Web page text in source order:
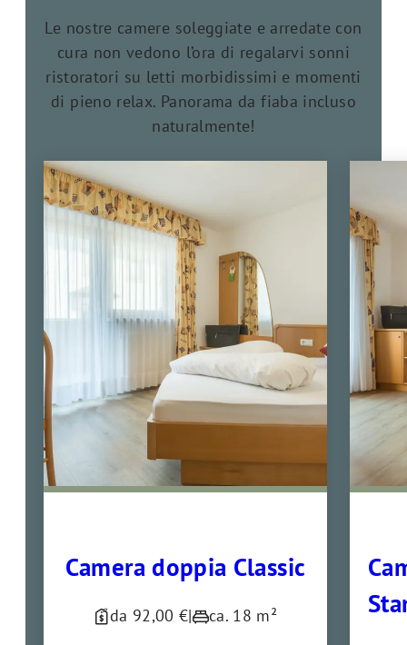
Le nostre camere soleggiate e arredate con
cura non vedono l’ora di regalarvi sonni
ristoratori su letti morbidissimi e momenti
di pieno relax. Panorama da fiaba incluso
naturalmente!
Camera doppia Classic
da 92,00 €| ca. 18 m²